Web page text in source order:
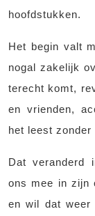
hoofdstukken.
Het begin valt
nogal zakelijk
terecht komt,
en vrienden,
het leest zonder
Dat veranderd
ons mee in zijn
en wil dat weer